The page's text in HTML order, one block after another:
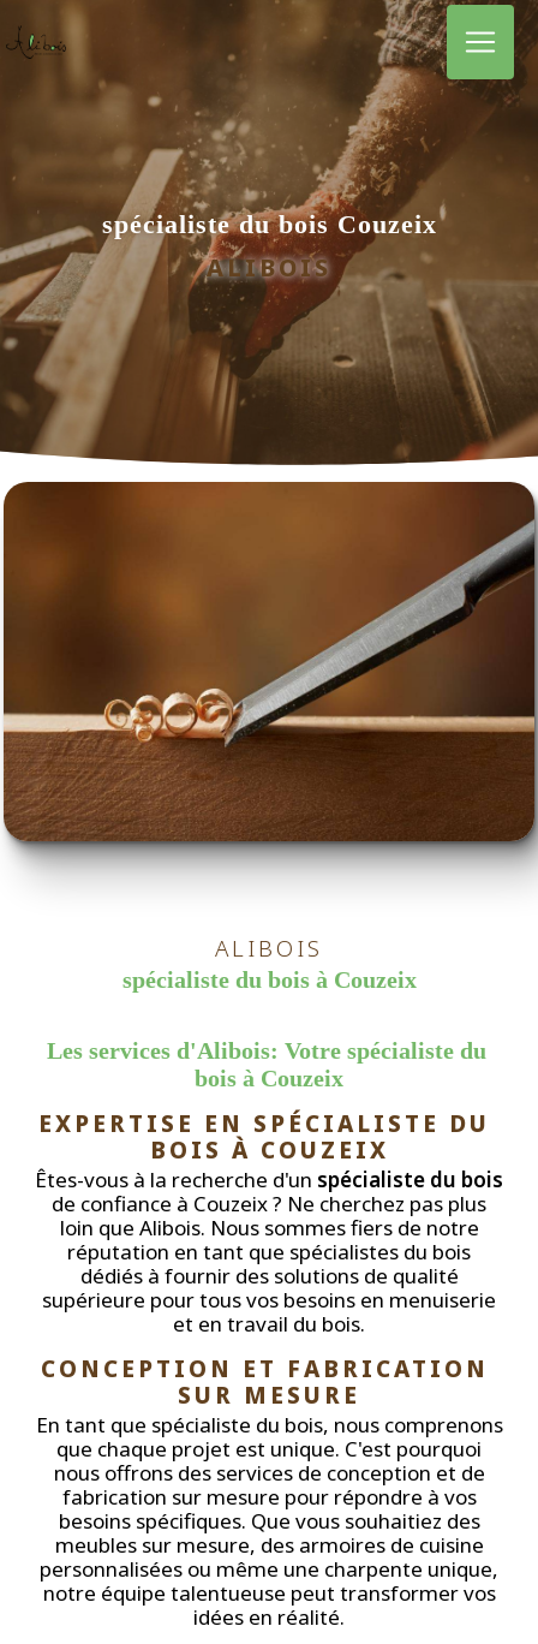
spécialiste du bois Couzeix
ALIBOIS
ALIBOIS
spécialiste du bois à Couzeix
Les services d'Alibois: Votre spécialiste du
bois à Couzeix
EXPERTISE EN SPÉCIALISTE DU
BOIS À COUZEIX
Êtes-vous à la recherche d'un spécialiste du bois
de confiance à Couzeix ? Ne cherchez pas plus
loin que Alibois. Nous sommes fiers de notre
réputation en tant que spécialistes du bois
dédiés à fournir des solutions de qualité
supérieure pour tous vos besoins en menuiserie
et en travail du bois.
CONCEPTION ET FABRICATION
SUR MESURE
En tant que spécialiste du bois, nous comprenons
que chaque projet est unique. C'est pourquoi
nous offrons des services de conception et de
fabrication sur mesure pour répondre à vos
besoins spécifiques. Que vous souhaitiez des
meubles sur mesure, des armoires de cuisine
personnalisées ou même une charpente unique,
notre équipe talentueuse peut transformer vos
idées en réalité.
Panneau de gestion des cookies